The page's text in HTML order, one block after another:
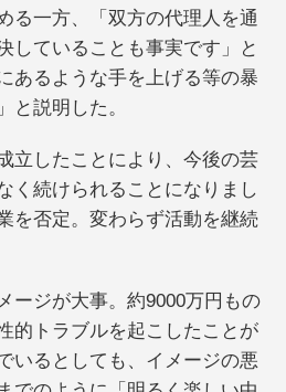
る一方、「双方の代理人を通
していることも事実です」と
あるような手を上げる等の暴
と説明した。
立したことにより、今後の芸
く続けられることになりまし
を否定。変わらず活動を継続
ージが大事。約9000万円もの
的トラブルを起こしたことが
いるとしても、イメージの悪